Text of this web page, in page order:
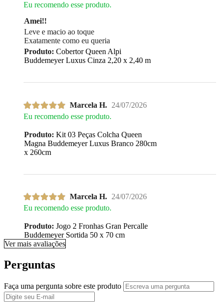
Eu recomendo esse produto.
Amei!!
Leve e macio ao toque
Exatamente como eu queria
Produto: Cobertor Queen Alpi
Buddemeyer Luxus Cinza 2,20 x 2,40 m
Marcela H. 24/07/2026
Eu recomendo esse produto.
Produto: Kit 03 Peças Colcha Queen
Magna Buddemeyer Luxus Branco 280cm
x 260cm
Marcela H. 24/07/2026
Eu recomendo esse produto.
Produto: Jogo 2 Fronhas Gran Percalle
Buddemeyer Sortida 50 x 70 cm
Ver mais avaliações
Perguntas
Faça uma pergunta sobre este produto